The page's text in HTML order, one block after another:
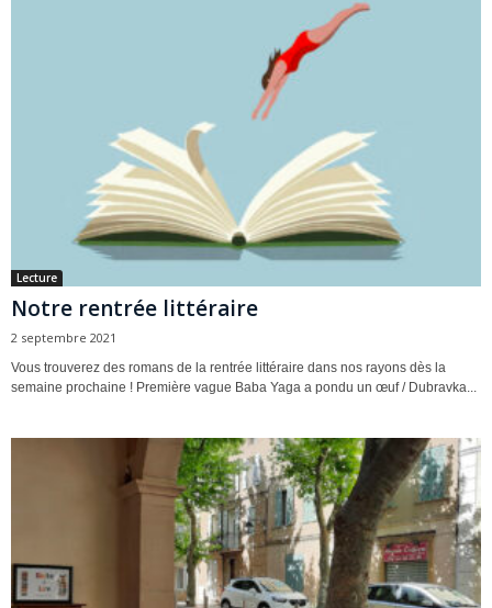
Lecture
Notre rentrée littéraire
2 septembre 2021
Vous trouverez des romans de la rentrée littéraire dans nos rayons dès la
semaine prochaine ! Première vague Baba Yaga a pondu un œuf / Dubravka...